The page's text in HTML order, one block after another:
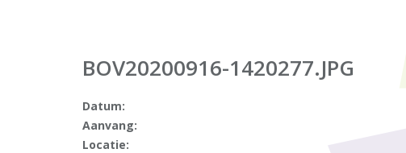
BOV20200916-1420277.JPG
Datum:
Aanvang:
Locatie: